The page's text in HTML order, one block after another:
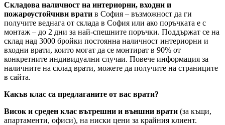
Складова наличност на интериорни, входни и
пожароустойчиви врати в София – възможност да ги
получите веднага от склада в София или ако поръчката е с
монтаж – до 2 дни за най-спешните поръчки. Поддържат се на
склад над 3000 бройки постоянна наличност интериорни и
входни врати, които могат да се монтират в 90% от
конкретните индивидуални случаи. Повече информация за
наличните на склад врати, можете да получите на страниците
в сайта.
Какъв клас са предлаганите от вас врати?
Висок и среден клас вътрешни и външни врати (за къщи,
апартаменти, офиси), на ниски цени за крайния клиент.